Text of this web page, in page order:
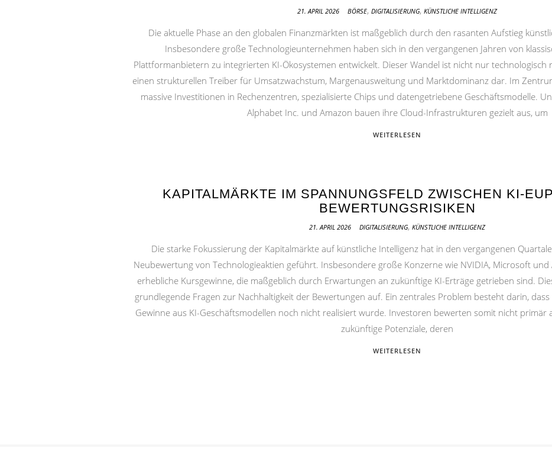
21. APRIL 2026 BÖRSE, DIGITALISIERUNG, KÜNSTLICHE INTELLIGENZ
Die aktuelle Phase an den globalen Finanzmärkten ist maßgeblich durch den rasanten Aufstieg
Insbesondere große Technologieunternehmen haben sich in den vergangenen Jahren von
Plattformanbietern zu integrierten KI-Ökosystemen entwickelt. Dieser Wandel ist nicht nur technologisch
einen strukturellen Treiber für Umsatzwachstum, Margenausweitung und Marktdominanz dar. Im
massive Investitionen in Rechenzentren, spezialisierte Chips und datengetriebene Geschäftsmodelle.
Alphabet Inc. und Amazon bauen ihre Cloud-Infrastrukturen gezielt aus, um
WEITERLESEN
KAPITALMÄRKTE IM SPANNUNGSFELD ZWISCHEN KI-
BEWERTUNGSRISIKEN
21. APRIL 2026 DIGITALISIERUNG, KÜNSTLICHE INTELLIGENZ
Die starke Fokussierung der Kapitalmärkte auf künstliche Intelligenz hat in den vergangenen
Neubewertung von Technologieaktien geführt. Insbesondere große Konzerne wie NVIDIA, Microsoft
erhebliche Kursgewinne, die maßgeblich durch Erwartungen an zukünftige KI-Erträge getrieben sind.
grundlegende Fragen zur Nachhaltigkeit der Bewertungen auf. Ein zentrales Problem besteht darin,
Gewinne aus KI-Geschäftsmodellen noch nicht realisiert wurde. Investoren bewerten somit nicht primär
zukünftige Potenziale, deren
WEITERLESEN